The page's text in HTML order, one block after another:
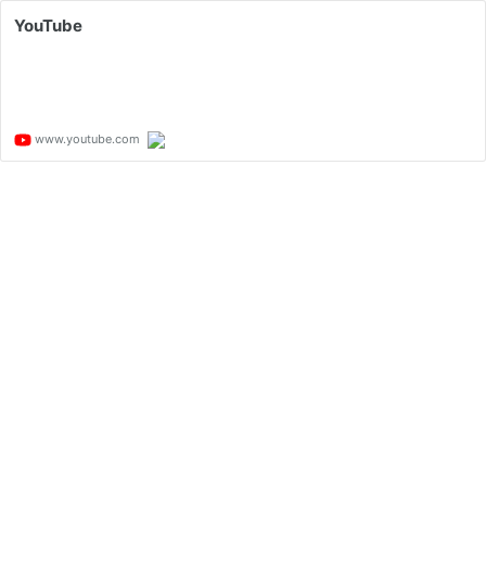
YouTube
www.youtube.com